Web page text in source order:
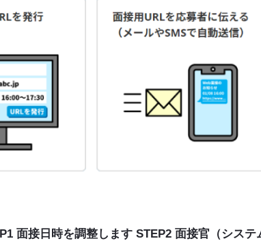
面接日時を調整します STEP2 面接官（シス